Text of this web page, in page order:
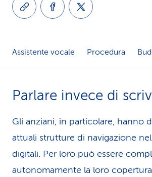
i
Assistente vocale Procedura
Parlare invece di
Gli anziani, in particolare, hanno
attuali strutture di navigazione
digitali. Per loro può essere
autonomamente la loro